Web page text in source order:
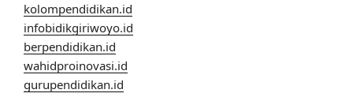
kolompendidikan.id
infobidikgiriwoyo.id
berpendidikan.id
wahidproinovasi.id
gurupendidikan.id